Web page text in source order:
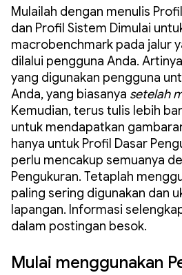
Mulailah dengan menulis
dan Profil Sistem Dimulai
macrobenchmark pada jalur
dilalui pengguna Anda.
yang digunakan pengguna
Anda, yang biasanya setelah
Kemudian, terus tulis lebih
untuk mendapatkan
hanya untuk Profil Dasar
perlu mencakup semuanya
Pengukuran. Tetaplah
paling sering digunakan dan
lapangan. Informasi
dalam postingan besok.
Mulai menggunakan